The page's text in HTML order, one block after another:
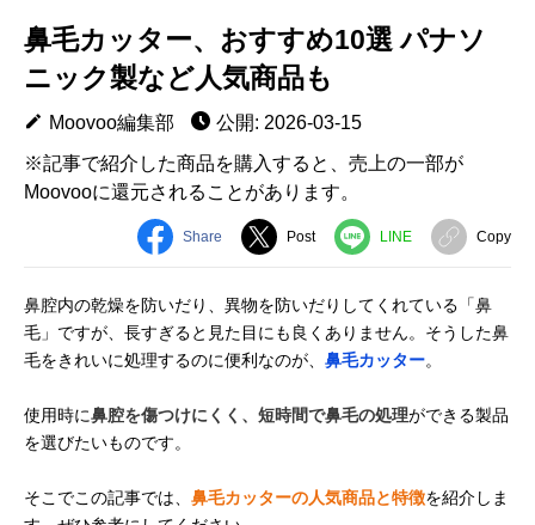
鼻毛カッター、おすすめ10選 パナソ
ニック製など人気商品も
Moovoo編集部
公開: 2026-03-15
※記事で紹介した商品を購入すると、売上の一部が
Moovooに還元されることがあります。
Share Post LINE Copy
鼻腔内の乾燥を防いだり、異物を防いだりしてくれている「鼻
毛」ですが、長すぎると見た目にも良くありません。そうした鼻
毛をきれいに処理するのに便利なのが、 鼻毛カッター。
使用時に鼻腔を傷つけにくく、短時間で鼻毛の処理ができる製品
を選びたいものです。
そこでこの記事では、 鼻毛カッターの人気商品と特徴を紹介しま